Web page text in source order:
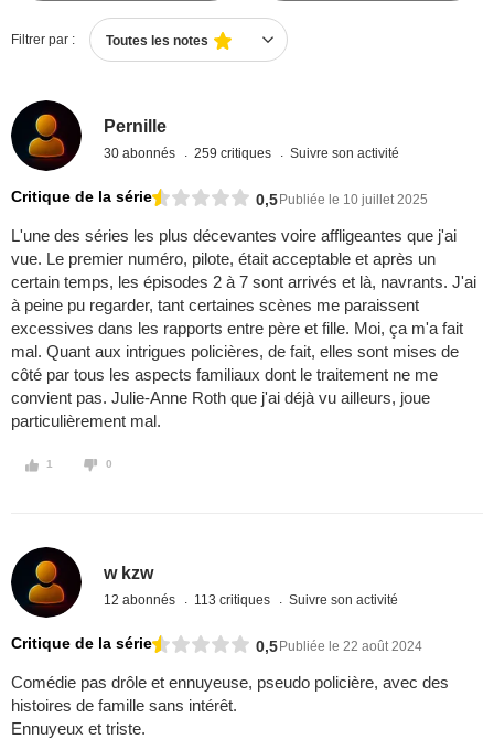
Filtrer par : Toutes les notes
Pernille
30 abonnés 259 critiques Suivre son activité
Critique de la série 0,5Publiée le 10 juillet 2025
L'une des séries les plus décevantes voire affligeantes que j'ai
vue. Le premier numéro, pilote, était acceptable et après un
certain temps, les épisodes 2 à 7 sont arrivés et là, navrants. J'ai
à peine pu regarder, tant certaines scènes me paraissent
excessives dans les rapports entre père et fille. Moi, ça m'a fait
mal. Quant aux intrigues policières, de fait, elles sont mises de
côté par tous les aspects familiaux dont le traitement ne me
convient pas. Julie-Anne Roth que j'ai déjà vu ailleurs, joue
particulièrement mal.
1 0
w kzw
12 abonnés 113 critiques Suivre son activité
Critique de la série 0,5Publiée le 22 août 2024
Comédie pas drôle et ennuyeuse, pseudo policière, avec des
histoires de famille sans intérêt.
Ennuyeux et triste.